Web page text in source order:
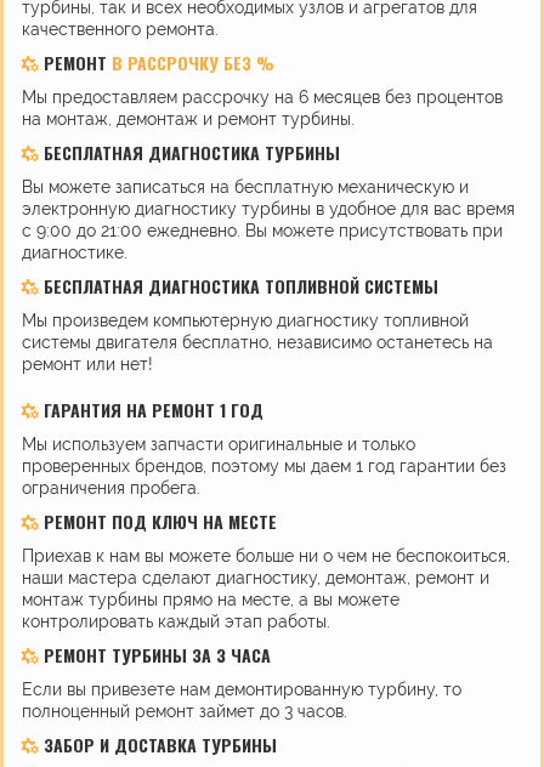
турбины, так и всех необходимых узлов и агрегатов для
качественного ремонта.
РЕМОНТ В РАССРОЧКУ БЕЗ %
Мы предоставляем рассрочку на 6 месяцев без процентов
на монтаж, демонтаж и ремонт турбины.
БЕСПЛАТНАЯ ДИАГНОСТИКА ТУРБИНЫ
Вы можете записаться на бесплатную механическую и
электронную диагностику турбины в удобное для вас время
с 9:00 до 21:00 ежедневно. Вы можете присутствовать при
диагностике.
БЕСПЛАТНАЯ ДИАГНОСТИКА ТОПЛИВНОЙ СИСТЕМЫ
Мы произведем компьютерную диагностику топливной
системы двигателя бесплатно, независимо останетесь на
ремонт или нет!
ГАРАНТИЯ НА РЕМОНТ 1 ГОД
Мы используем запчасти оригинальные и только
проверенных брендов, поэтому мы даем 1 год гарантии без
ограничения пробега.
РЕМОНТ ПОД КЛЮЧ НА МЕСТЕ
Приехав к нам вы можете больше ни о чем не беспокоиться,
наши мастера сделают диагностику, демонтаж, ремонт и
монтаж турбины прямо на месте, а вы можете
контролировать каждый этап работы.
РЕМОНТ ТУРБИНЫ ЗА 3 ЧАСА
Если вы привезете нам демонтированную турбину, то
полноценный ремонт займет до 3 часов.
ЗАБОР И ДОСТАВКА ТУРБИНЫ